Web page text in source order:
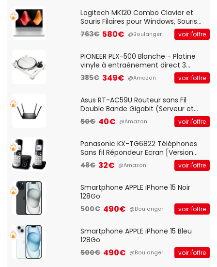
QWERTY UK - Noir
Logitech MK120 Combo Clavier et
Souris Filaires pour Windows, Souris
Optique Filaire, Connexion USB Plug
And Play, Confortable, Taille
QWERTY UK - Noir
763€ 580€ @Boulanger voir l'offre
PIONEER PLX-500 Blanche - Platine
vinyle à entraénement direct 3
vitesses (33-45-78 trs/min) avec
pre-ampli intégré et port USB
385€ 349€ @Amazon voir l'offre
Asus RT-AC59U Routeur sans Fil
Double Bande Gigabit (Serveur et
Client VPN, Triple Vlan, Mode Point
d'accès et Bridge, contrôle Parental,
50€ 40€ @Amazon voir l'offre
Panasonic KX-TG6822 Téléphones
Sans fil Répondeur Ecran [Version
Française]
48€ 32€ @Amazon voir l'offre
Smartphone APPLE iPhone 15 Noir
128Go
500€ 490€ @Boulanger voir l'offre
Smartphone APPLE iPhone 15 Bleu
128Go
500€ 490€ @Boulanger voir l'offre